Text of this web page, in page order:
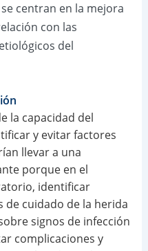
centran en la mejora
con las
del
la capacidad del
y evitar factores
llevar a una
porque en el
identificar
de cuidado de la herida
signos de infección
complicaciones y